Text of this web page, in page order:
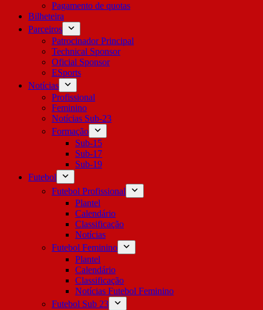
Pagamento de quotas
Bilheteira
Parceiros
Patrocinador Principal
Technical Sponsor
Oficial Sponsor
ESports
Notícias
Profissional
Feminino
Notícias Sub-23
Formação
Sub-15
Sub-17
Sub-19
Futebol
Futebol Profissional
Plantel
Calendário
Classificação
Notícias
Futebol Feminino
Plantel
Calendário
Classificação
Notícias Futebol Feminino
Futebol Sub 23